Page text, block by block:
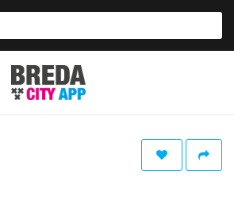
Breda
City
App